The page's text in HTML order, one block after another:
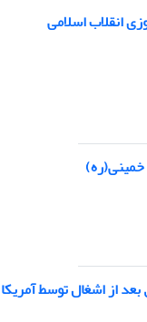
انقلاب اسلامی